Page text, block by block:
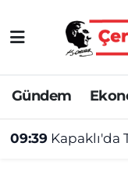
Gündem
09:39 Kapaklı'da
Asayiş
Ekonomi
Gündem
Tekirdağ
Tekirdağ
Tekirdağ
Tekirdağ